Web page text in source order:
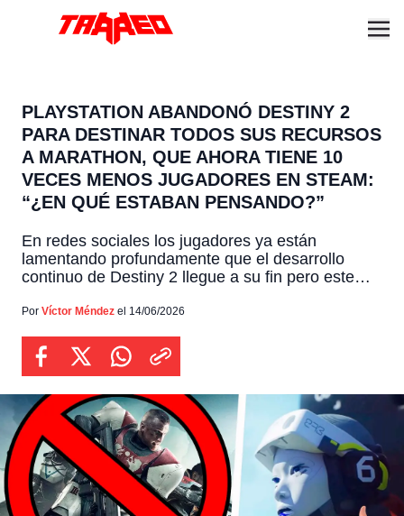
PLAYSTATION ABANDONÓ DESTINY 2
PARA DESTINAR TODOS SUS RECURSOS
A MARATHON, QUE AHORA TIENE 10
VECES MENOS JUGADORES EN STEAM:
“¿EN QUÉ ESTABAN PENSANDO?”
En redes sociales los jugadores ya están
lamentando profundamente que el desarrollo
continuo de Destiny 2 llegue a su fin pero este
que el usuario de X Pirat_Nation asegurara que
Destiny 2 para trasladar recursos a su juego más
[…]
Por Víctor Méndez el 14/06/2026